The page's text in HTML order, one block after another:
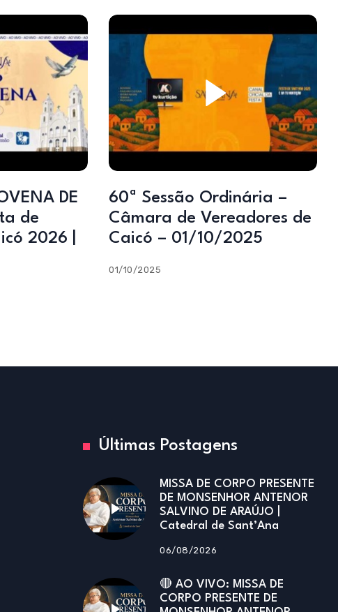
DE
de
2026 |
60ª Sessão Ordinária –
Câmara de Vereadores de
Caicó – 01/10/2025
01/10/2025
Últimas Postagens
MISSA DE CORPO PRESENTE
DE MONSENHOR ANTENOR
SALVINO DE ARAÚJO |
Catedral de Sant’Ana
06/08/2026
🔴 AO VIVO: MISSA DE
CORPO PRESENTE DE